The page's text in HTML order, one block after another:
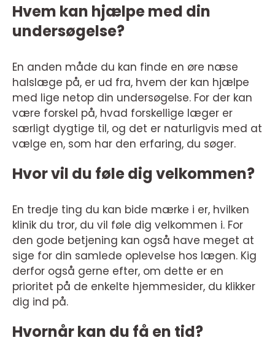
Hvem kan hjælpe med din
undersøgelse?
En anden måde du kan finde en øre næse
halslæge på, er ud fra, hvem der kan hjælpe
med lige netop din undersøgelse. For der kan
være forskel på, hvad forskellige læger er
særligt dygtige til, og det er naturligvis med at
vælge en, som har den erfaring, du søger.
Hvor vil du føle dig velkommen?
En tredje ting du kan bide mærke i er, hvilken
klinik du tror, du vil føle dig velkommen i. For
den gode betjening kan også have meget at
sige for din samlede oplevelse hos lægen. Kig
derfor også gerne efter, om dette er en
prioritet på de enkelte hjemmesider, du klikker
dig ind på.
Hvornår kan du få en tid?